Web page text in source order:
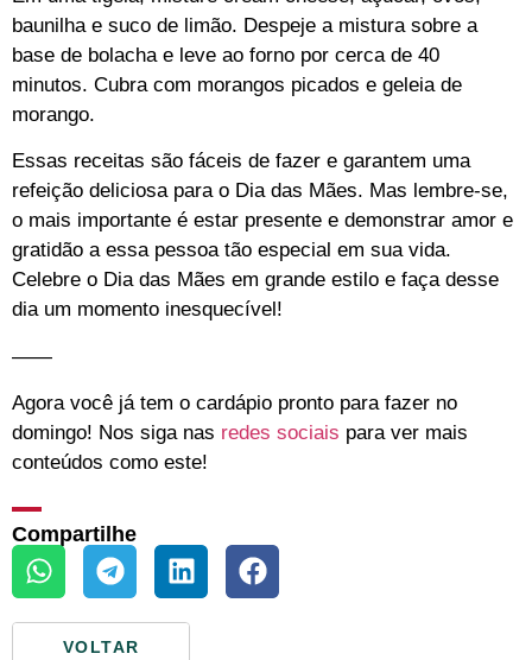
baunilha e suco de limão. Despeje a mistura sobre a
base de bolacha e leve ao forno por cerca de 40
minutos. Cubra com morangos picados e geleia de
morango.
Essas receitas são fáceis de fazer e garantem uma
refeição deliciosa para o Dia das Mães. Mas lembre-se,
o mais importante é estar presente e demonstrar amor e
gratidão a essa pessoa tão especial em sua vida.
Celebre o Dia das Mães em grande estilo e faça desse
dia um momento inesquecível!
——
Agora você já tem o cardápio pronto para fazer no
domingo! Nos siga nas redes sociais para ver mais
conteúdos como este!
Compartilhe
VOLTAR